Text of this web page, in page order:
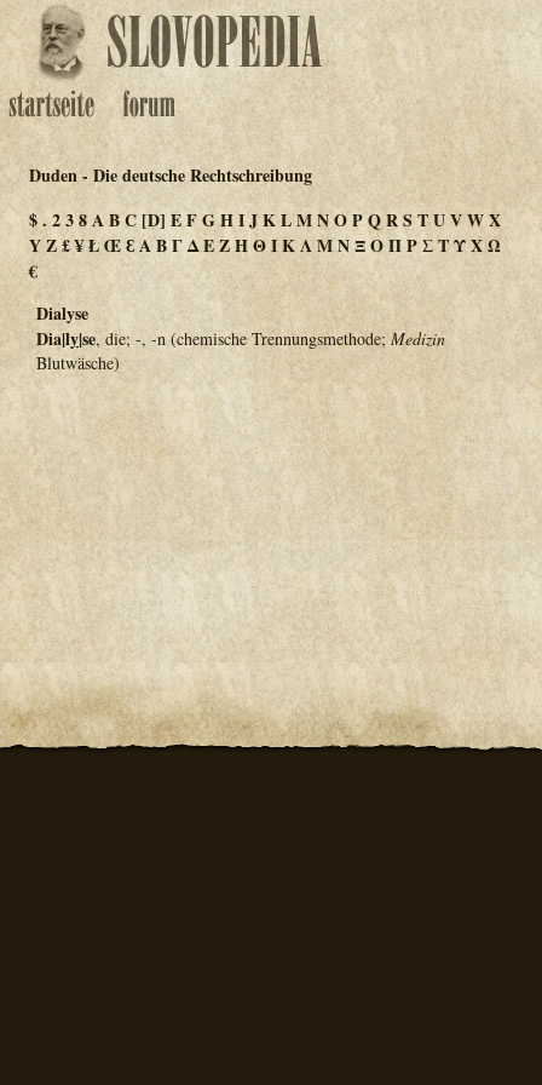
Duden - Die deutsche Rechtschreibung
$.238ABC [D] EFGHIJKLMNOPQRS TUVWX
YZ£¥ŁŒƐΑΒΓΔΕΖΗΘΙΚΛΜΝΞΟΠΡΣΤΥΧΩ
€
Dialyse
Dia|ly|se, die; -, -n (chemische Trennungsmethode; Medizin
Blutwäsche)